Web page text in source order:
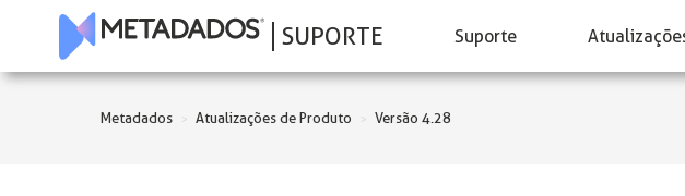
SUPORTE Suporte
Metadados Atualizações de Produto Versão 4.28